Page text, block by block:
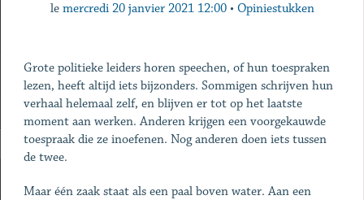
le mercredi 20 janvier 2021 12:00 • Opiniestukken
Grote politieke leiders horen speechen, of hun toespraken
lezen, heeft altijd iets bijzonders. Sommigen schrijven hun
verhaal helemaal zelf, en blijven er tot op het laatste
moment aan werken. Anderen krijgen een voorgekauwde
toespraak die ze inoefenen. Nog anderen doen iets tussen
de twee.
Maar één zaak staat als een paal boven water. Aan een